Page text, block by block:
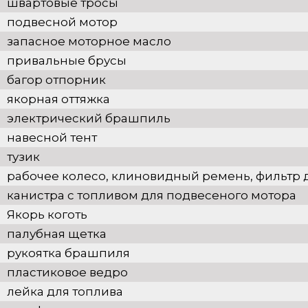
швартовые тросы
подвесной мотор
запасное моторное масло
привальные брусы
багор отпорник
якорная оттяжка
электрический брашпиль
навесной тент
тузик
рабочее колесо, клиновидный ремень, фильтр
канистра с топливом для подвесеного мотора
Якорь коготь
палубная щетка
рукоятка брашпиля
пластиковое ведро
лейка для топлива